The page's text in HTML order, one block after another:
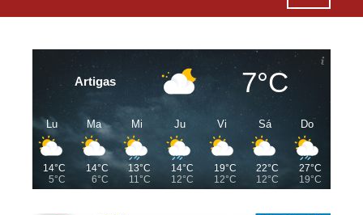
Artigas 7°C
Lu
14°C
5°C
Ma
14°C
6°C
Mi
13°C
11°C
Ju
14°C
12°C
Vi
19°C
12°C
Sá
22°C
12°C
Do
27°C
19°C